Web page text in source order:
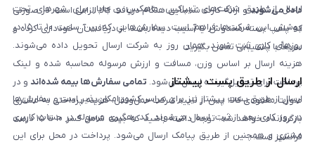
داده می‌شوندو ارائه کارت شناسایی هنگام دریافت کالا الزامی است. در صورتی
که پلمپ بسته مخدوش یا آسیب دیده باشد، از دریافت آن خودداری کرده و
سریعاً با پشتیبانی تماس بگیرید.
ارسال از طریق شرکت‌های تیپاکس، ماهکس و چاپار برای شهرهای تحت
پوشش این شرکت‌ها فراهم است. سفارش‌هایی که بین ساعت ۱۰ تا ۱۵ در
روزهای کاری ثبت شوند، همان روز به شرکت ارسال تحویل داده می‌شوند.
هزینه ارسال بر اساس وزن، مسافت و ارزش مرسوله محاسبه شده و لینک
پرداخت برای تحویل‌گیرنده ارسال می‌شود. تمامی سفارش‌ها بیمه شده‌اند و در
صورت مفقودی کالا، پس از تایید شرکت حمل‌ونقل، هزینه پرداختی به مشتری
بازگردانده خواهد شد. توجه داشته باشید که بیمه شامل کسر ۱۰ تا ۱۵ درصد
فرانشیز است.
ارسال از طریق پست پیشتاز
ارسال از طریق پست پیشتاز نیز برای سراسر کشور امکان‌پذیر است و سفارش‌ها
در روز کاری بعد از ثبت، ارسال می‌شوند. کد رهگیری مرسوله در حساب کاربری
مشتری و همچنین از طریق پیامک ارسال می‌شود. پرداخت در محل برای این